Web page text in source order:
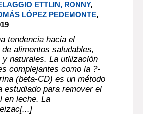
ETTLIN, RONNY,
LÓPEZ PEDEMONTE,
tendencia hacia el
alimentos saludables,
y naturales. La utilización
complejantes como la ?-
(beta-CD) es un método
estudiado para remover el
en leche. La